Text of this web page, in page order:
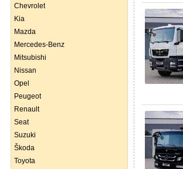
Chevrolet
Kia
Mazda
Mercedes-Benz
Mitsubishi
Nissan
Opel
Peugeot
Renault
Seat
Suzuki
Škoda
Toyota